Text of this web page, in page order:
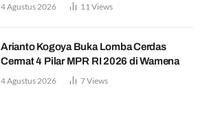
4 Agustus 2026 11 Views
Arianto Kogoya Buka Lomba Cerdas
Cermat 4 Pilar MPR RI 2026 di Wamena
4 Agustus 2026 7Views